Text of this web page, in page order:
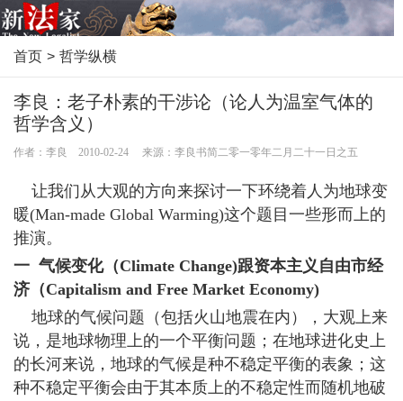
首页 > 哲学纵横
李良：老子朴素的干涉论（论人为温室气体的
哲学含义）
作者：李良 2010-02-24 来源：李良书简二零一零年二月二十一日之五
让我们从大观的方向来探讨一下环绕着人为地球变
暖(Man-made Global Warming)这个题目一些形而上的
推演。
一 气候变化（Climate Change)跟资本主义自由市经
济（Capitalism and Free Market Economy)
地球的气候问题（包括火山地震在内），大观上来
说，是地球物理上的一个平衡问题；在地球进化史上
的长河来说，地球的气候是种不稳定平衡的表象；这
种不稳定平衡会由于其本质上的不稳定性而随机地破